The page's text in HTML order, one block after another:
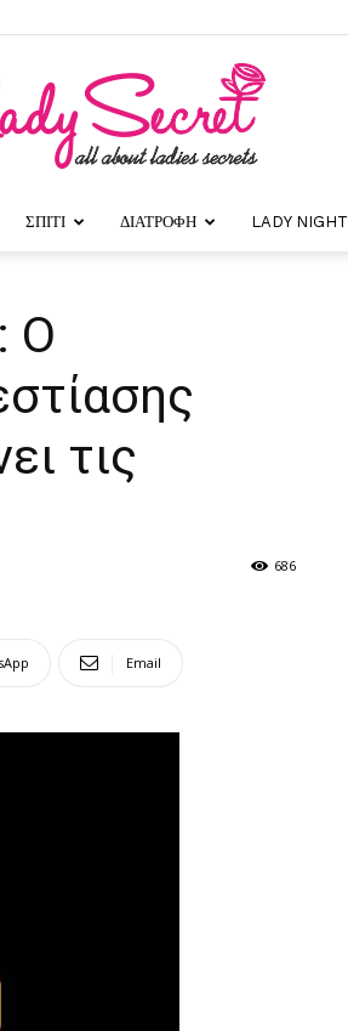
Secret
ΣΠΙΤΙ ΔΙΑΤΡΟΦΗ LADY NIGHT
Ο
τις
686
Email